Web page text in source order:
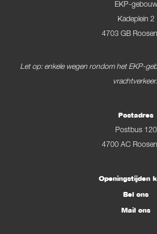
EKP-gebouw
Kadeplein 2
4703 GB
Let op: enkele wegen rondom het EKP-
vrachtverkeer.
Postadres
Postbus 120
4700 AC
Openingstijden
Bel ons
Mail ons